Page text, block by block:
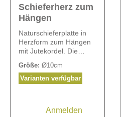
Schieferherz zum
Hängen
Naturschieferplatte in
Herzform zum Hängen
mit Jutekordel. Die
Tafelkreide oder
Kreidestiften beschriftet
Größe: Ø10cm
Varianten verfügbar
Anmelden